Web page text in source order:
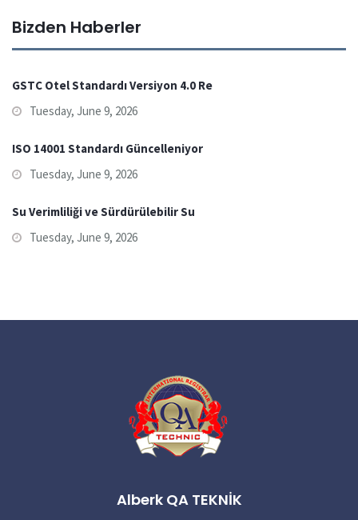
Bizden Haberler
GSTC Otel Standardı Versiyon 4.0 Re
Tuesday, June 9, 2026
ISO 14001 Standardı Güncelleniyor
Tuesday, June 9, 2026
Su Verimliliği ve Sürdürülebilir Su
Tuesday, June 9, 2026
Alberk QA TEKNİK